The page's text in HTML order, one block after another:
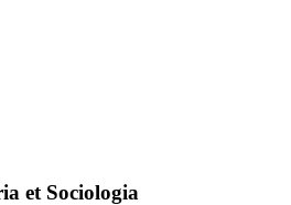
et Sociologia